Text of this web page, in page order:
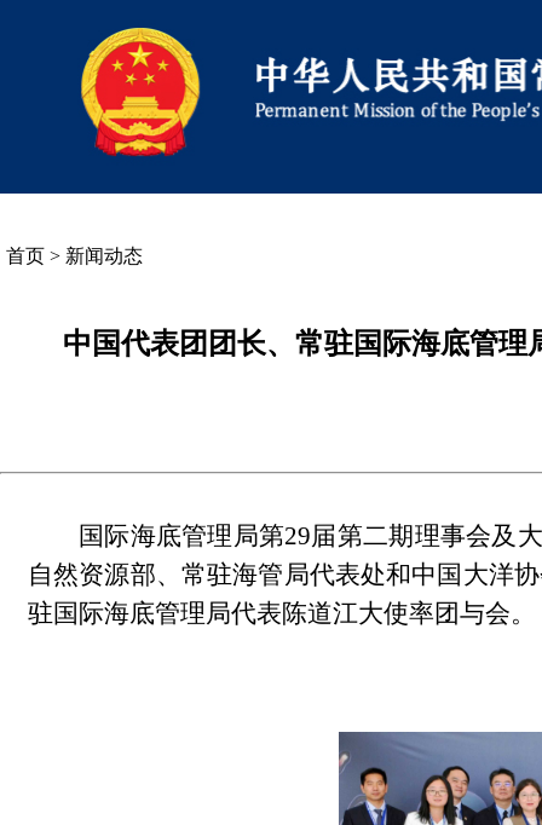
首页 > 新闻动态
中国代表团团长、常驻国际海底管
国际海底管理局第29届第二期理事会及
自然资源部、常驻海管局代表处和中国大洋
驻国际海底管理局代表陈道江大使率团与会。